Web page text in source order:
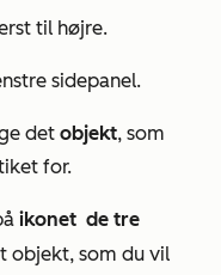
til højre.
sidepanel.
det objekt, som
for.
ikonet de tre
objekt, som du vil